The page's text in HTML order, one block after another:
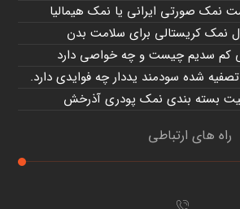
نمک صورتی ایرانی یا نمک هیمالیا
نمک کریستالی برای سلامت بدن
کم سدیم چیست و چه خواصی دارد
شده سودمند یددار چه فوایدی دارد.
بسته بندی نمک پودری آذرخش
راه های ارتباطی